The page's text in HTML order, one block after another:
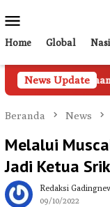
ke
kontenMobile
Home Global
News Update
Parkir Kota
Beranda News
Melalui
Jadi Ketua
Redaksi
09/10/2022